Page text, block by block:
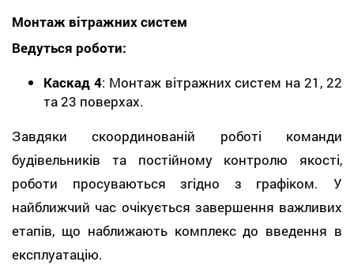
Монтаж вітражних систем
Ведуться роботи:
Каскад 4: Монтаж вітражних систем на 21, 22
та 23 поверхах.
Завдяки скоординованій роботі команди
будівельників та постійному контролю якості,
роботи просуваються згідно з графіком. У
найближчий час очікується завершення важливих
етапів, що наближають комплекс до введення в
експлуатацію.